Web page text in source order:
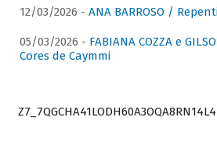
12/03/2026 - ANA BARROSO /
05/03/2026 - FABIANA COZZA e
Cores de Caymmi
Z7_7QGCHA41LODH60A3OQA8RN14L4